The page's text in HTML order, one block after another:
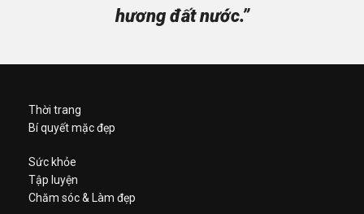
hương đất nước.”
Thời trang
Bí quyết mặc đẹp
Sức khỏe
Tập luyện
Chăm sóc & Làm đẹp